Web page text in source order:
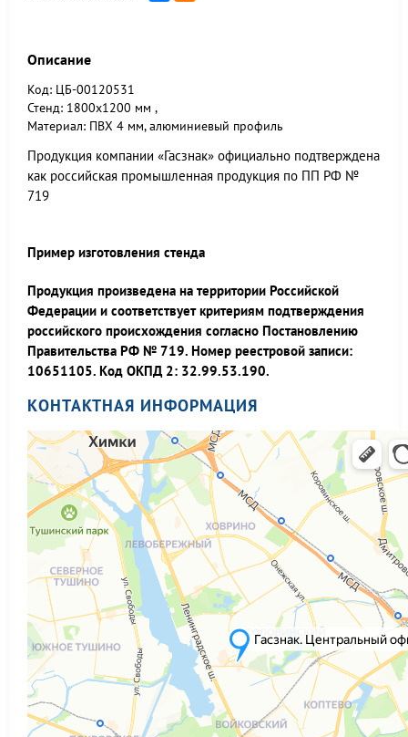
Описание
Код: ЦБ-00120531
Стенд: 1800x1200 мм ,
Материал: ПВХ 4 мм, алюминиевый профиль
Продукция компании «Гасзнак» официально подтверждена
как российская промышленная продукция по ПП РФ №
719
Пример изготовления стенда
Продукция произведена на территории Российской
Федерации и соответствует критериям подтверждения
российского происхождения согласно Постановлению
Правительства РФ № 719. Номер реестровой записи:
10651105. Код ОКПД 2: 32.99.53.190.
КОНТАКТНАЯ ИНФОРМАЦИЯ